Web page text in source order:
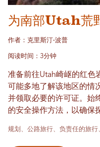
为南部Utah荒
作者：克里斯汀·波普
阅读时间：3分钟
准备前往Utah崎岖的红色
可能多地了解该地区的情
并领取必要的许可证。始
的安全操作方法，以确保
规划、公路旅行、负责任的旅